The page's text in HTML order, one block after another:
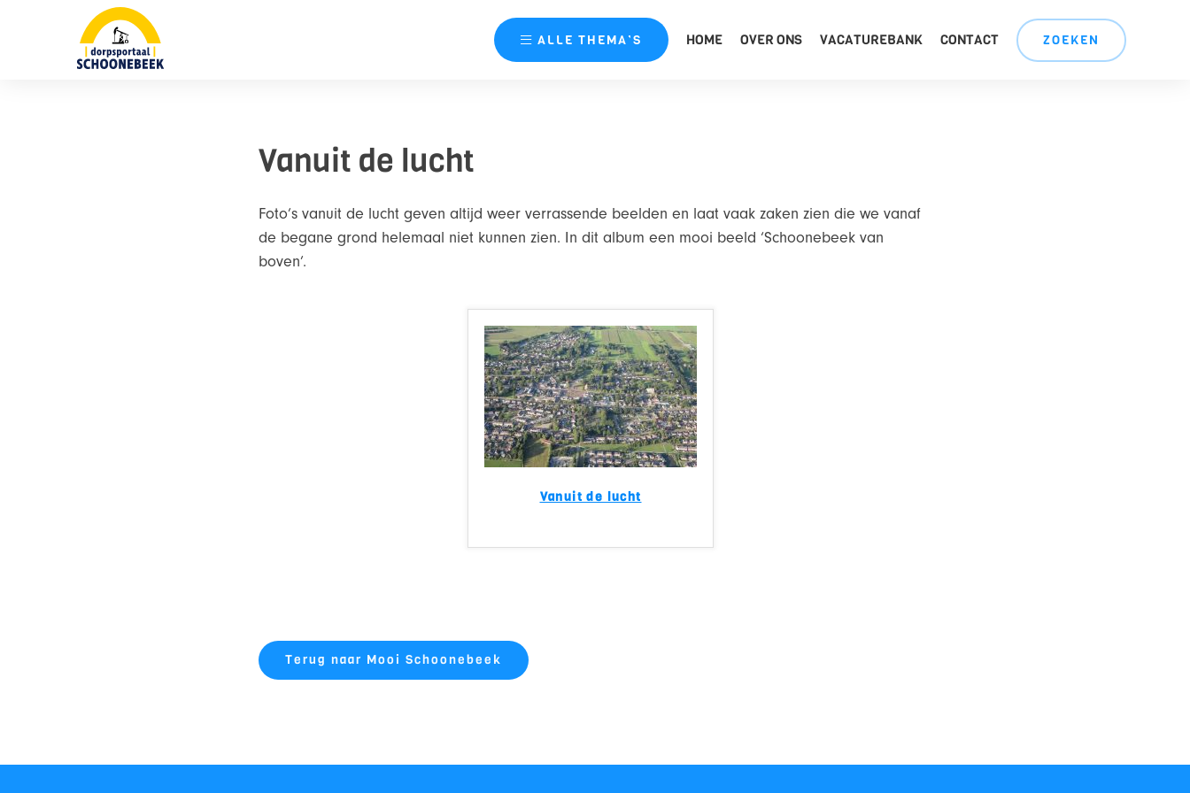
HOME OVER ONS VACATUREBANK CONTACT ZOEKEN
ALLE THEMA’S
Vanuit de lucht
Foto’s vanuit de lucht geven altijd weer verrassende beelden en laat vaak zaken zien die we vanaf
de begane grond helemaal niet kunnen zien. In dit album een mooi beeld ‘Schoonebeek van
boven’.
Vanuit de lucht
Terug naar Mooi Schoonebeek